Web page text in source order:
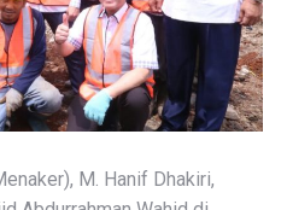
M. Hanif Dhakiri,